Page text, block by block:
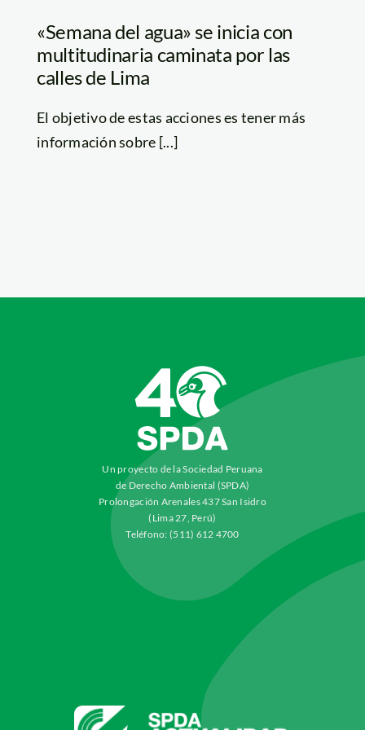
«Semana del agua» se inicia con
multitudinaria caminata por las
calles de Lima
El objetivo de estas acciones es tener más
información sobre [...]
Un proyecto de la Sociedad Peruana
de Derecho Ambiental (SPDA)
Prolongación Arenales 437 San Isidro
(Lima 27, Perú)
Teléfono: (511) 612 4700